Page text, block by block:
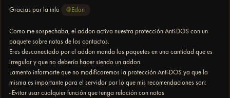
Gracias por la info @Edan
Como me sospechaba, el addon activa nuestra protección Anti-DOS con un
paquete sobre notas de los contactos.
Eres desconectado por el addon manda los paquetes en una cantidad que es
irregular y que no debería hacer siendo un addon.
Lamento informarte que no modificaremos la protección Anti-DOS ya que la
misma es importante para el servidor por lo que mis recomendaciones son:
- Evitar usar cualquier función que tenga relación con notas